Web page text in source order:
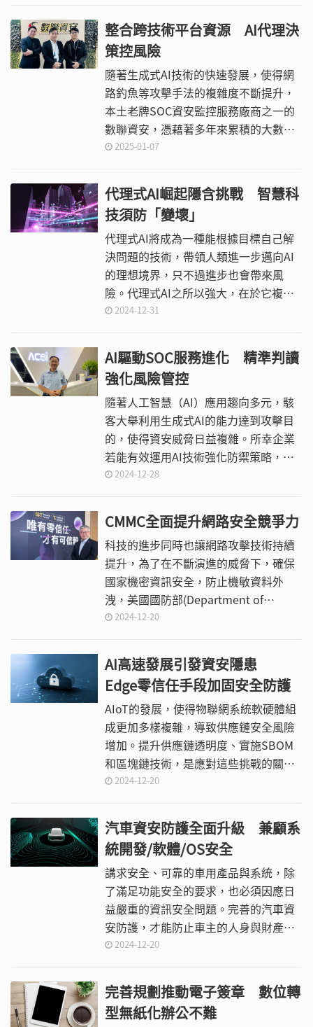
整合跨技術平台資源 AI代理決
策控風險
隨著生成式AI技術的快速發展，使得網
路釣魚等攻擊手法的複雜度不斷提升，
本土老牌SOC資安監控服務廠商之一的
數聯資安，憑藉著多年來累積的大數據
與資安專家知識，正積極改以風險值作
決策，推動資安服務再進化。甚至是發
展更具智慧性與決策能力的AI代理（AI
Agent），為企業或組織在瞬息萬變的
攻擊環境中提供更為穩健的防禦工事。
2025-01-07
代理式AI崛起隱含挑戰 智慧科
技須防「變壞」
代理式AI將成為一種能根據目標自己解
決問題的技術，帶領人類進一步邁向AI
的理想境界，只不過進步也會帶來風
險。代理式AI之所以強大，在於它複合
了多種AI系統，但這種複合式AI的每一
的弱點，因此必須思考如何防範。
2024-12-31
AI驅動SOC服務進化 精準判讀
強化風險管控
隨著人工智慧（AI）應用趨向多元，駭
客大舉利用生成式AI的能力達到攻擊目
的，使得資安威脅日益複雜。所幸企業
若能有效運用AI技術強化防禦策略，便
有望在最短時間內偵測異常、鎖定攻擊
2024-12-28
CMMC全面提升網路安全競爭力
科技的進步同時也讓網路攻擊技術持續
提升，為了在不斷演進的威脅下，確保
國家機密資訊安全，防止機敏資料外
洩，美國國防部(Department of
Defense, DoD)在2020年發布網路安全
Maturity Model Certification, CMMC)
框架。
2024-12-20
AI高速發展引發資安隱患
Edge零信任手段加固安全防護
AIoT的發展，使得物聯網系統軟硬體組
成更加多樣複雜，導致供應鏈安全風險
增加。提升供應鏈透明度、實施SBOM
和區塊鏈技術，是應對這些挑戰的關鍵
策略。
2024-12-20
汽車資安防護全面升級 兼顧系
統開發/軟體/OS安全
講求安全、可靠的車用產品與系統，除
了滿足功能安全的要求，也必須因應日
益嚴重的資訊安全問題。完善的汽車資
安防護，才能防止車主的人身與財產安
全受到駭客威脅。
2024-12-20
完善規劃推動電子簽章 數位轉
型無紙化辦公不難